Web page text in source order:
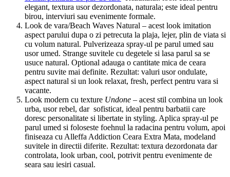
elegant, textura usor dezordonata, naturala; este ideal pentru
birou, interviuri sau evenimente formale.
Look de vara/Beach Waves Natural – acest look imitation
aspect parului dupa o zi petrecuta la plaja, lejer, plin de viata si
cu volum natural. Pulverizeaza spray-ul pe parul umed sau
usor umed. Strange suvitele cu degetele si lasa parul sa se
usuce natural. Optional adauga o cantitate mica de ceara
pentru suvite mai definite. Rezultat: valuri usor ondulate,
aspect natural si un look relaxat, fresh, perfect pentru vara si
vacante.
Look modern cu texture Undone – acest stil combina un look
urba, usor rebel, dar sofisticat, ideal pentru barbatii care
doresc personalitate si libertate in styling. Aplica spray-ul pe
parul umed si foloseste foehnul la radacina pentru volum, apoi
finiseaza cu Alleffa Addiction Ceara Extra Mata, modeland
suvitele in directii diferite. Rezultat: textura dezordonata dar
controlata, look urban, cool, potrivit pentru evenimente de
seara sau iesiri casual.